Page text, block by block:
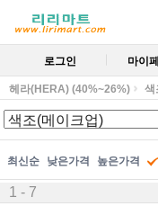
로그인 마이
헤라(HERA) (40%~26%) 색
최신순 낮은가격 높은가격
1 - 7